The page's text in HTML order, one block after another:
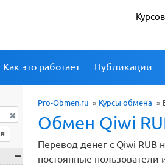
Как это работает Публикации
Pro-Obmen.ru » Курсы обмена »
Обмен Qiwi
Перевод денег с Qiwi RUB
постоянные